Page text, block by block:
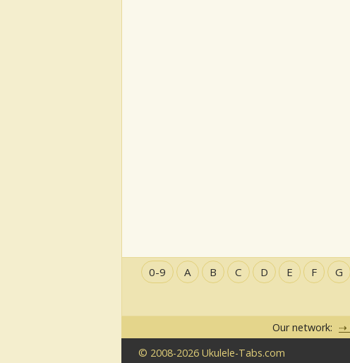
0-9 A B C D E F G
Our network:
© 2008-2026 Ukulele-Tabs.com